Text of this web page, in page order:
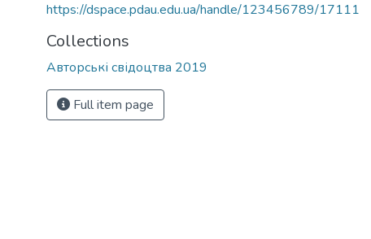
https://dspace.pdau.edu.ua/handle/123456789/17111
Collections
Авторські свідоцтва 2019
Full item page